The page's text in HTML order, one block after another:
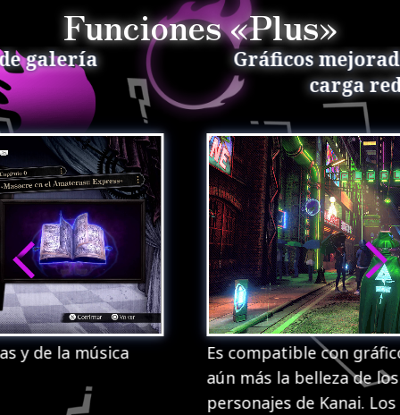
Funciones «Plus»
Gráficos mejorados y tiempo de
carga reducido.
Es compatible con gráficos 4K, lo cual resalta
aún más la belleza de los paisajes urbanos y
personajes de Kanai. Los tiempos de carga